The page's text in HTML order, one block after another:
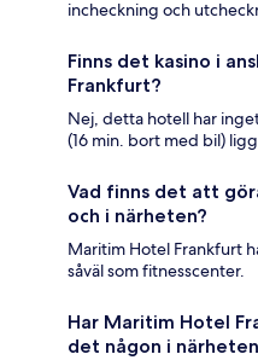
incheckning och
Finns det kasino i
Frankfurt?
Nej, detta hotell har
(16 min. bort med bil)
Vad finns det att
och i närheten?
Maritim Hotel Frankfurt
såväl som fitnesscenter.
Har Maritim Hotel
det någon i